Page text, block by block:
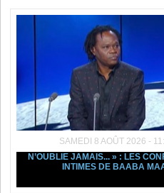
SAMEDI 8 AOÛT 2026 -
N’OUBLIE JAMAIS... » : LES
INTIMES DE BAABA